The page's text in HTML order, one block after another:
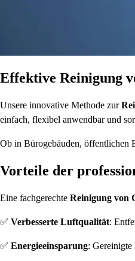
Effektive Reinigung
Unsere innovative Methode zur
einfach, flexibel anwendbar und
Ob in Bürogebäuden, öffentlichen
Vorteile der
Eine fachgerechte Reinigung von
✅ Verbesserte Luftqualität:
✅ Energieeinsparung: Gereinigte